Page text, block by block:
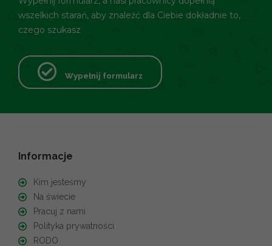
wszelkich starań, aby znaleźć dla Ciebie dokładnie to,
czego szukasz
Wypełnij formularz
Informacje
Kim jesteśmy
Na świecie
Pracuj z nami
Polityka prywatności
RODO